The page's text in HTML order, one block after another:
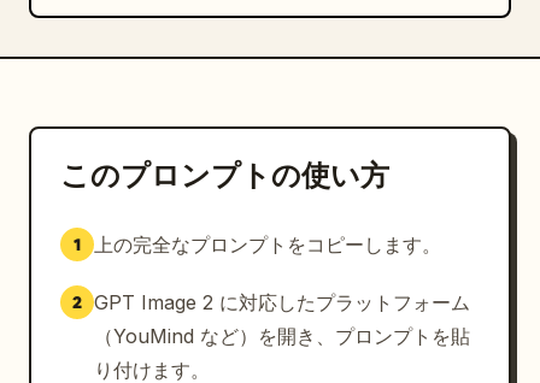
このプロンプトの使い方
1 上の完全なプロンプトをコピーします。
2 GPT Image 2 に対応したプラットフォーム
（YouMind など）を開き、プロンプトを貼
り付けます。